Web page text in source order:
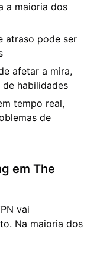
a maioria dos
atraso pode ser
afetar a mira,
habilidades
tempo real,
de
em The
vai
Na maioria dos